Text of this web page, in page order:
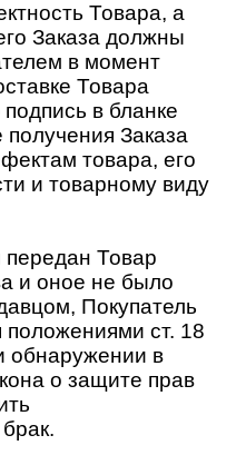
Товара, а
Заказа должны
в момент
Товара
в бланке
получения Заказа
товара, его
и товарному виду
Товар
и оное не было
Покупатель
положениями ст. 18
обнаружении в
о защите прав